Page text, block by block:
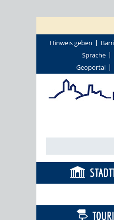
Hinweis geben
Sprache
Geoportal